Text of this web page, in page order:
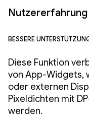
Bessere
Diese Funktion
von App-Widgets,
oder externen
Pixeldichten mit
werden.